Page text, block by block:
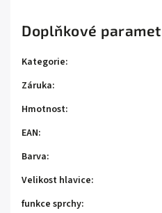
Doplňkové
Kategorie:
Záruka:
Hmotnost:
EAN:
Barva:
Velikost hlavice:
funkce sprchy: